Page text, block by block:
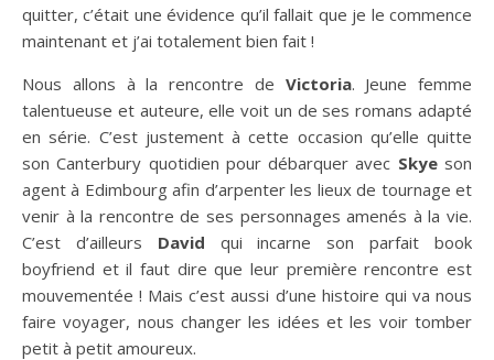
quitter, c’était une évidence qu’il fallait que je le commence
maintenant et j’ai totalement bien fait !
Nous allons à la rencontre de Victoria. Jeune femme
talentueuse et auteure, elle voit un de ses romans adapté
en série. C’est justement à cette occasion qu’elle quitte
son Canterbury quotidien pour débarquer avec Skyeson
agent à Edimbourg afin d’arpenter les lieux de tournage et
venir à la rencontre de ses personnages amenés à la vie.
C’est d’ailleurs David qui incarne son parfait book
boyfriend et il faut dire que leur première rencontre est
mouvementée ! Mais c’est aussi d’une histoire qui va nous
faire voyager, nous changer les idées et les voir tomber
petit à petit amoureux.